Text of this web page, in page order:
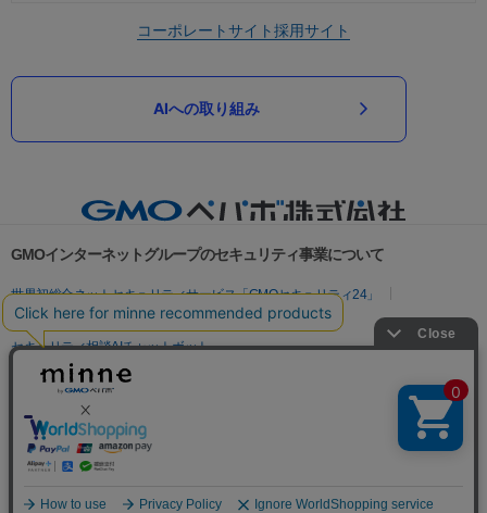
コーポレートサイト採用サイト
AIへの取り組み
GMOインターネットグループのセキュリティ事業について
世界初総合ネットセキュリティサービス「GMOセキュリティ24」
パスワード漏洩診断
Webサイトリスク診断
セキュリティ相談AIチャットボット
実在証明・盗聴対策
サイバー攻撃対策（GMO Flatt Security）
セキュリティ事業の軌跡